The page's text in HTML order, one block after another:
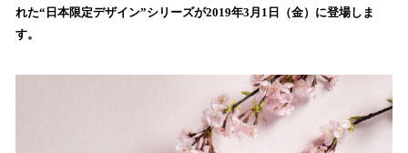
数
れた“日本限定デザイン”シリーズが2019年3月1日（金）に登場しま
す。